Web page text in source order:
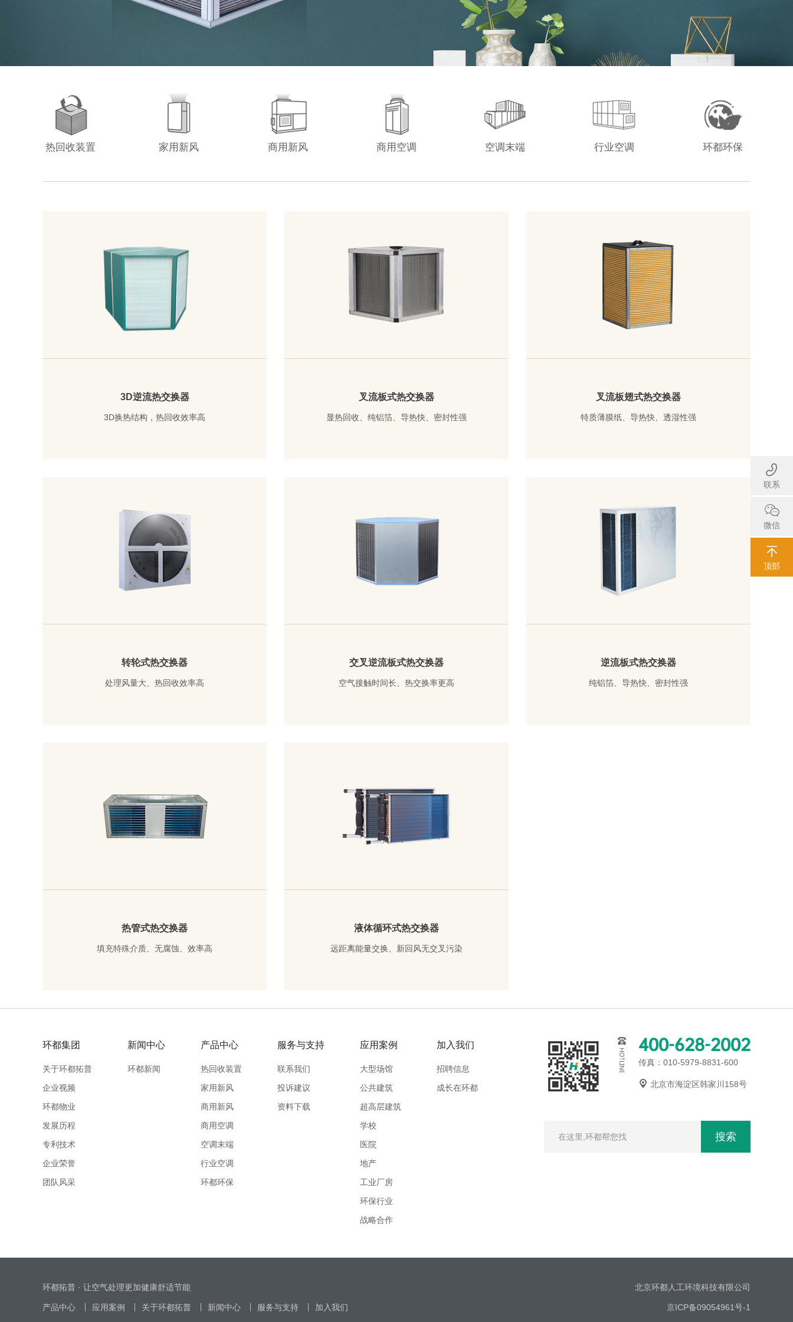
热回收装置 家用新风 商用新风 商用空调 空调末端 行业空调 环都环保
3D逆流热交换器
3D换热结构，热回收效率高
叉流板式热交换器
显热回收、纯铝箔、导热快、密封性强
叉流板翅式热交换器
特质薄膜纸、导热快、透湿性强
转轮式热交换器
处理风量大、热回收效率高
交叉逆流板式热交换器
空气接触时间长、热交换率更高
逆流板式热交换器
纯铝箔、导热快、密封性强
热管式热交换器
填充特殊介质、无腐蚀、效率高
了解详情
液体循环式热交换器
远距离能量交换、新回风无交叉污染
了解详情
环都集团
关于环都拓普
企业视频
环都物业
发展历程
专利技术
企业荣誉
团队风采
新闻中心
环都新闻
产品中心
热回收装置
家用新风
商用新风
商用空调
空调末端
行业空调
环都环保
服务与支持
联系我们
投诉建议
资料下载
应用案例
大型场馆
公共建筑
超高层建筑
学校
医院
地产
工业厂房
环保行业
战略合作
加入我们
招聘信息
成长在环都
400-628-2002
传真：010-5979-8831-600
北京市海淀区韩家川158号
搜索
环都拓普 · 让空气处理更加健康舒适节能
产品中心 应用案例 关于环都拓普 新闻中心 服务与支持 加入我们
北京环都人工环境科技有限公司
京ICP备09054961号-1
联系
微信
顶部